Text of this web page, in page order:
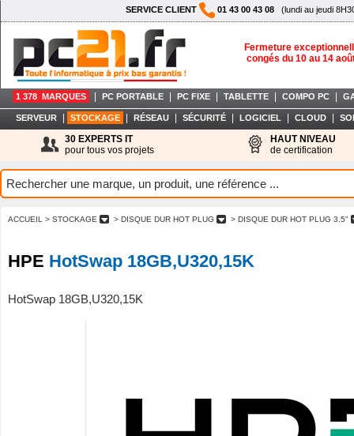
SERVICE CLIENT 01 43 00 43 08 (lundi au jeudi
Fermeture
congés du 10 au 14
1 378 MARQUES PC PORTABLE PC FIXE TABLETTE COMPO PC
SERVEUR STOCKAGE RÉSEAU SÉCURITÉ LOGICIEL CLOUD
30 EXPERTS IT
pour tous vos projets
HAUT NIVEAU
de certification
ACCUEIL > STOCKAGE > DISQUE DUR HOT PLUG > DISQUE DUR HOT PLUG 3.5"
HPE HotSwap 18GB,U320,15K
HotSwap 18GB,U320,15K